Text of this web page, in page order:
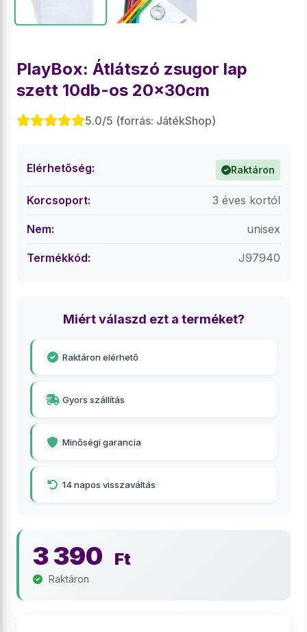
PlayBox: Átlátszó zsugor lap
szett 10db-os 20x30cm
5.0/5 (forrás: JátékShop)
Elérhetőség: Raktáron
Korcsoport: 3 éves kortól
Nem: unisex
Termékkód: J97940
Miért válaszd ezt a terméket?
Raktáron elérhető
Gyors szállítás
Minőségi garancia
14 napos visszaváltás
3 390 Ft
Raktáron